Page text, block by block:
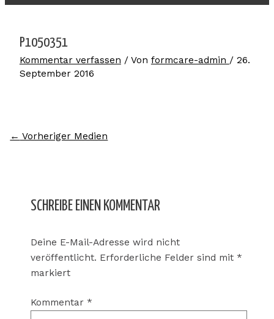
P1050351
Kommentar verfassen / Von formcare-admin / 26.
September 2016
← Vorheriger Medien
SCHREIBE EINEN KOMMENTAR
Deine E-Mail-Adresse wird nicht
veröffentlicht. Erforderliche Felder sind mit *
markiert
Kommentar *